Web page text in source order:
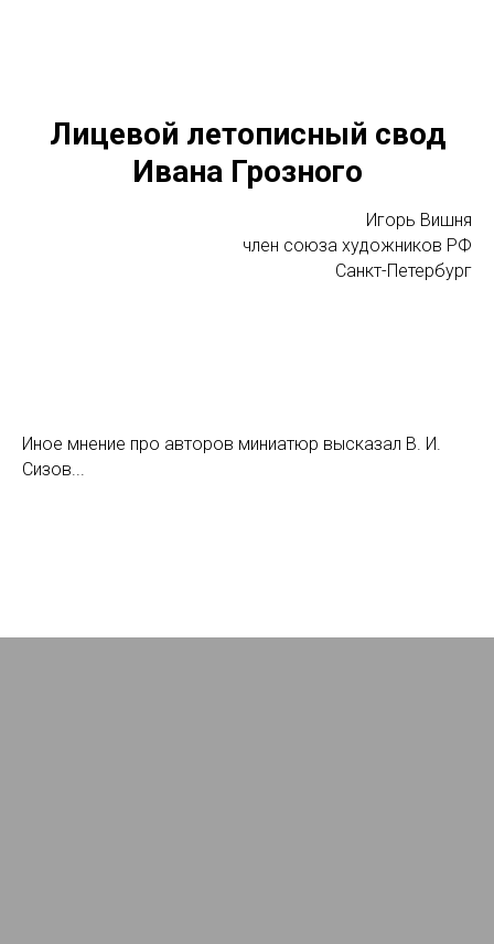
Лицевой летописный свод
Ивана Грозного
Игорь Вишня
член союза художников РФ
Санкт-Петербург
Иное мнение про авторов миниатюр высказал В. И.
Сизов...